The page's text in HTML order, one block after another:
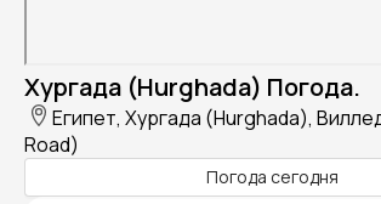
Хургада (Hurghada) Погода.
Египет, Хургада (Hurghada),
Road)
Погода сегодня